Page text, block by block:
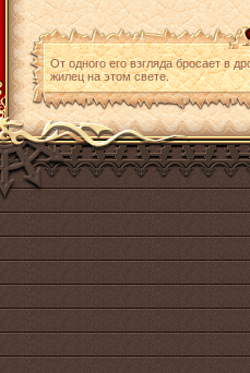
От одного его взгляда бросает в
жилец на этом свете.